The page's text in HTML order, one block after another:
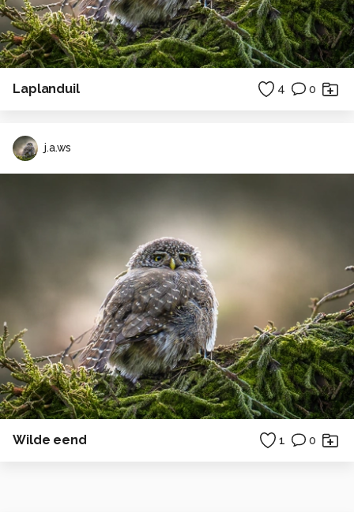
Laplanduil 4 0
j.a.ws
Wilde eend 1 0